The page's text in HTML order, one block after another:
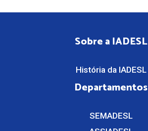
Sobre a IADESL
História da IADESL
Departamentos
SEMADESL